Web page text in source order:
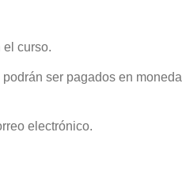
curso.
ser pagados en moneda
electrónico.